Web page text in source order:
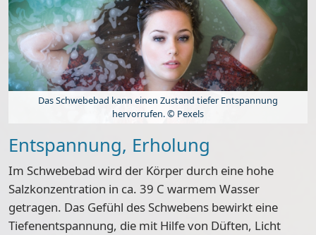
Das Schwebebad kann einen Zustand tiefer Entspannung
hervorrufen. © Pexels
Entspannung, Erholung
Im Schwebebad wird der Körper durch eine hohe
Salzkonzentration in ca. 39 C warmem Wasser
getragen. Das Gefühl des Schwebens bewirkt eine
Tiefenentspannung, die mit Hilfe von Düften, Licht